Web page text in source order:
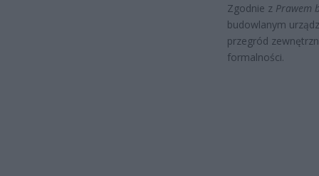
Zgodnie z Prawem
budowlanym
przegród
formalności.